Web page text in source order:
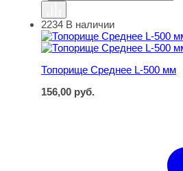
Топорище Среднее L-500 мм
2234 В наличии
Топорище Среднее L-500 мм
156,00 руб.